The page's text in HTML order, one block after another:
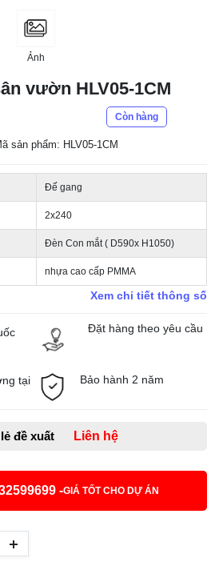
Ảnh
vườn HLV05-1CM
Còn hàng
sản phẩm: HLV05-1CM
Đế gang
2x240
Đèn Con mắt ( D590x H1050)
nhựa cao cấp PMMA
Xem chi tiết thông số
Đặt hàng theo yêu cầu
tại
Bảo hành 2 năm
đề xuất Liên hệ
-GIÁ TỐT CHO DỰ ÁN